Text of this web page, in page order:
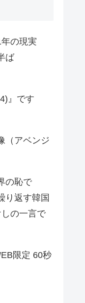
年の現実
ば
』です
（アベンジ
の恥で
り返す韓国
の一言で
限定 60秒